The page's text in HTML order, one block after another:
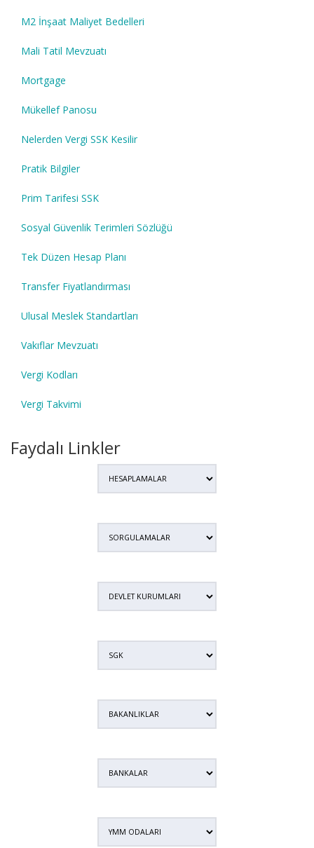
M2 İnşaat Maliyet Bedelleri
Mali Tatil Mevzuatı
Mortgage
Mükellef Panosu
Nelerden Vergi SSK Kesilir
Pratik Bilgiler
Prim Tarifesi SSK
Sosyal Güvenlik Terimleri Sözlüğü
Tek Düzen Hesap Planı
Transfer Fiyatlandırması
Ulusal Meslek Standartları
Vakıflar Mevzuatı
Vergi Kodları
Vergi Takvimi
Faydalı Linkler